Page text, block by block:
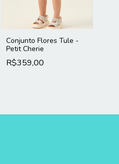
Conjunto Flores Tule -
Petit Cherie
R$359,00